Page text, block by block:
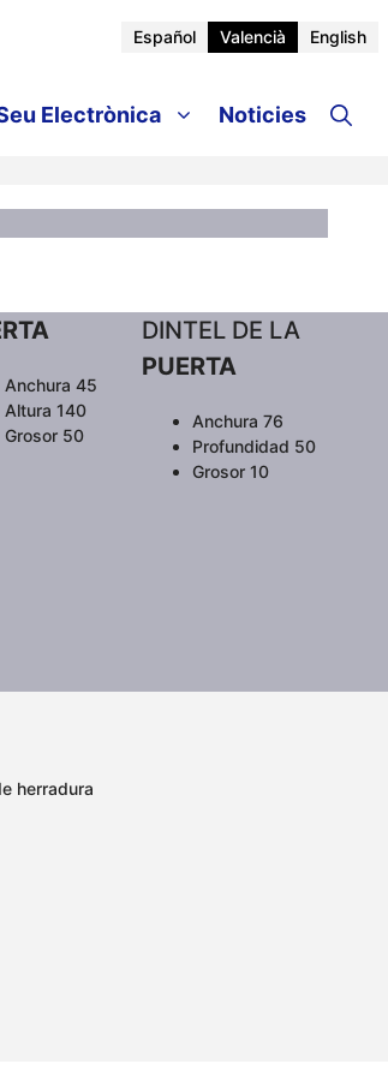
Español Valencià English
Electrònica Noticies
Anchura 45
Altura 140
Grosor 50
DINTEL DE LA
PUERTA
Anchura 76
Profundidad 50
Grosor 10
herradura